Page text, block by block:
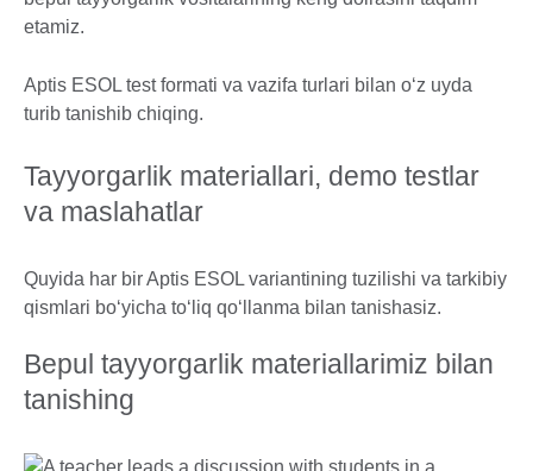
etamiz.
Aptis ESOL test formati va vazifa turlari bilan oʻz uyda
turib tanishib chiqing.
Tayyorgarlik materiallari, demo testlar
va maslahatlar
Quyida har bir Aptis ESOL variantining tuzilishi va tarkibiy
qismlari boʻyicha toʻliq qoʻllanma bilan tanishasiz.
Bepul tayyorgarlik materiallarimiz bilan
tanishing